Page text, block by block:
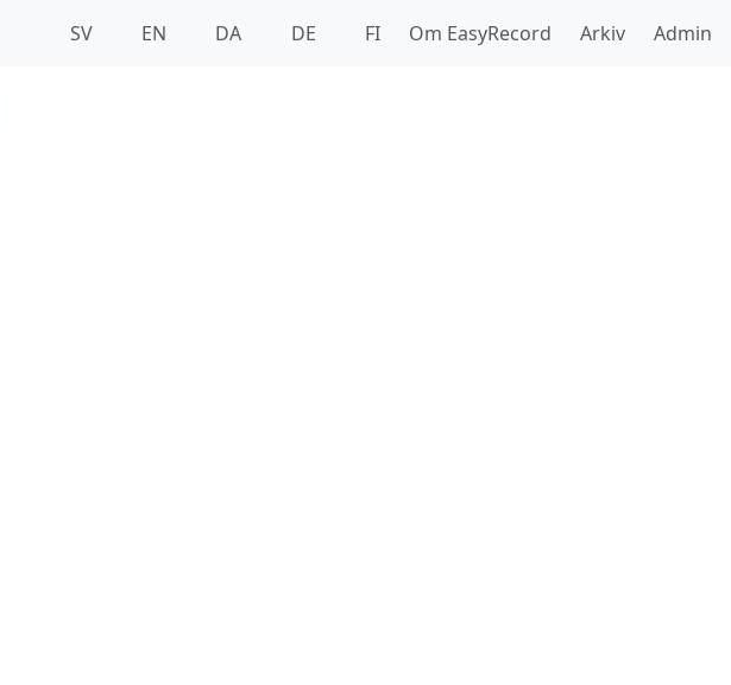
SV EN DA DE FI Om EasyRecord Arkiv Admin